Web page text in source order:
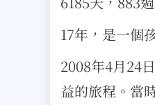
17年，是一個
2008年4月24
益的旅程。當